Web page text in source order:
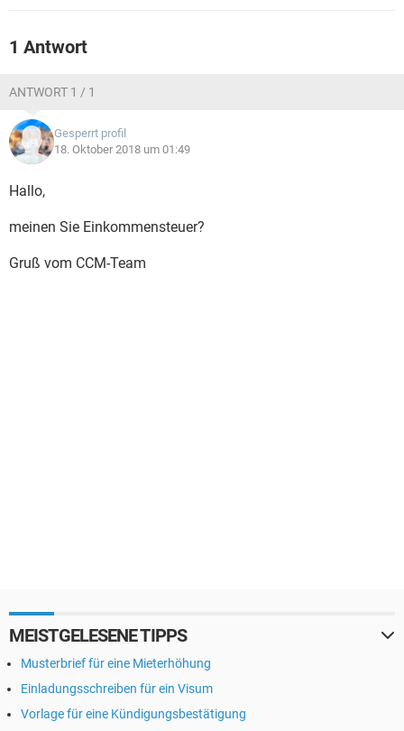
1 Antwort
ANTWORT 1 / 1
Gesperrt profil
18. Oktober 2018 um 01:49
Hallo,
meinen Sie Einkommensteuer?
Gruß vom CCM-Team
MEISTGELESENE TIPPS
Musterbrief für eine Mieterhöhung
Einladungsschreiben für ein Visum
Vorlage für eine Kündigungsbestätigung